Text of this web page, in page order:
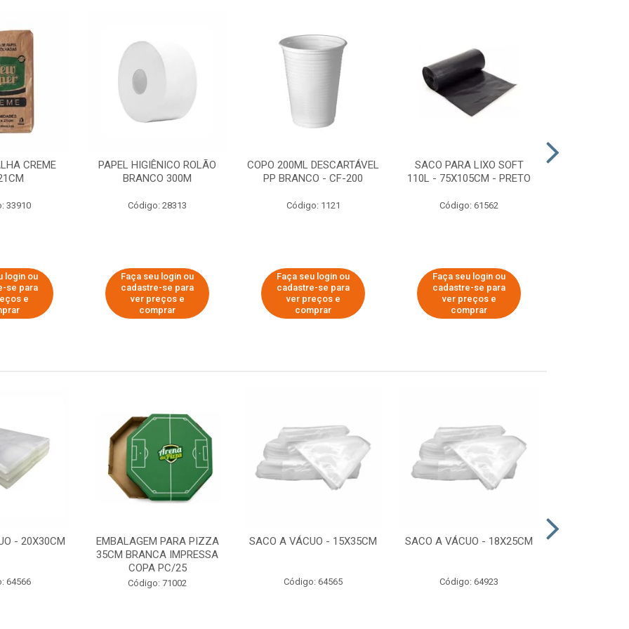
CREME
33910
login ou
se para
e
PAPEL HIGIÊNICO ROLÃO
BRANCO 300M
Código: 28313
Faça seu login ou
cadastre-se para
ver preços e
comprar
COPO 200ML DESCARTÁVEL
PP BRANCO - CF-200
Código: 1121
Faça seu login ou
cadastre-se para
ver preços e
comprar
SACO PARA LIXO SOFT
110L - 75X105CM - PRETO
Código: 61562
Faça seu login ou
cadastre-se para
ver preços e
comprar
- 20X30CM
64566
EMBALAGEM PARA PIZZA
35CM BRANCA IMPRESSA
COPA PC/25
Código: 71002
SACO A VÁCUO - 15X35CM
Código: 64565
SACO A VÁCUO - 18X25CM
Código: 64923